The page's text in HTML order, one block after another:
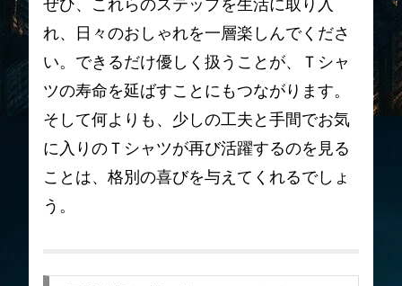
ぜひ、これらのステップを生活に取り入
れ、日々のおしゃれを一層楽しんでくださ
い。できるだけ優しく扱うことが、Ｔシャ
ツの寿命を延ばすことにもつながります。
そして何よりも、少しの工夫と手間でお気
に入りのＴシャツが再び活躍するのを見る
ことは、格別の喜びを与えてくれるでしょ
う。